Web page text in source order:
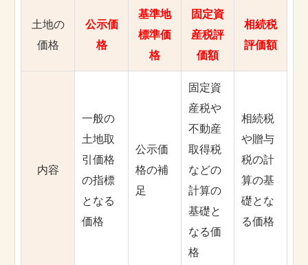
土地の
価格
公示価
格
基準地
標準価
格
固定資
産税評
価額
相続税
評価額
内容
一般の
土地取
引価格
の指標
となる
価格
公示価
格の補
足
固定資
産税や
不動産
取得税
などの
計算の
基礎と
なる価
格
相続税
や贈与
税の計
算の基
礎とな
る価格